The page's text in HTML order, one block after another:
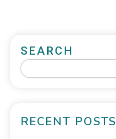
SEARCH
RECENT POSTS